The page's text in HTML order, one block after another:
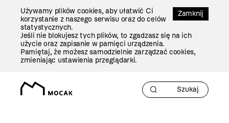
Zamknij
Używamy plików cookies, aby ułatwić Ci
korzystanie z naszego serwisu oraz do celów
statystycznych.
Jeśli nie blokujesz tych plików, to zgadzasz się na ich
użycie oraz zapisanie w pamięci urządzenia.
Pamiętaj, że możesz samodzielnie zarządzać cookies,
zmieniając ustawienia przeglądarki.